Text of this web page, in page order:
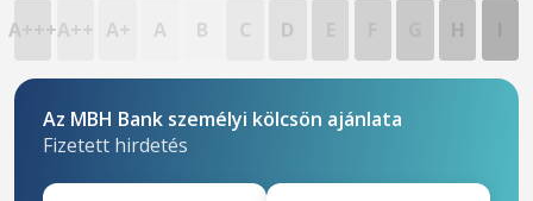
A+++A++ A+ A B C D
Az MBH Bank személyi kölcsön ajánlata
Fizetett hirdetés